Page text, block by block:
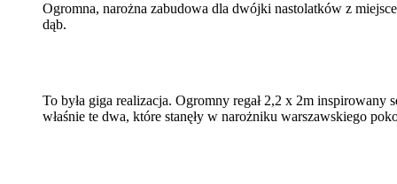
Ogromna, narożna zabudowa dla dwójki nastolatków z
dąb.
To była giga realizacja. Ogromny regał 2,2 x 2m
właśnie te dwa, które stanęły w narożniku warszawskiego